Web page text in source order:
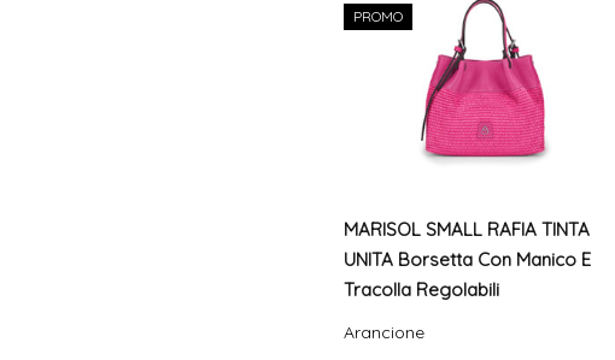
PROMO
MARISOL SMALL RAFIA TINTA
UNITA Borsetta Con Manico E
Tracolla Regolabili
Arancione